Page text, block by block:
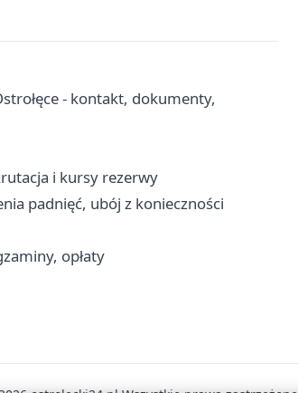
- kontakt, dokumenty,
i kursy rezerwy
padnięć, ubój z konieczności
opłaty